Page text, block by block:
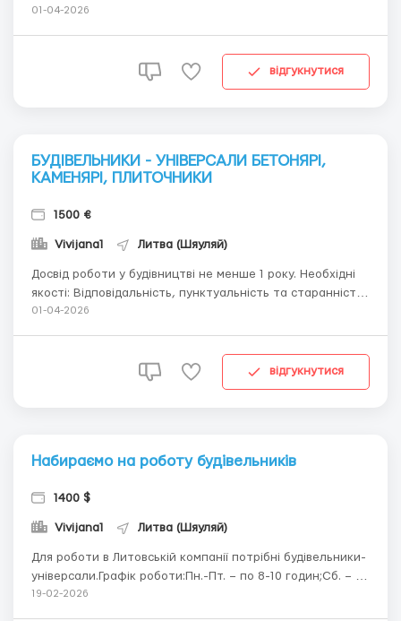
роботи: офіційне працевлаштування, своєчасна виплата
всіх необхідних документів на проживання....
01-04-2026
відгукнутися
БУДІВЕЛЬНИКИ - УНІВЕРСАЛИ БЕТОНЯРІ,
КАМЕНЯРІ, ПЛИТОЧНИКИ
1500 €
Vivijana1 Литва (Шяуляй)
Досвід роботи у будівництві не менше 1 року. Необхідні
якості: Відповідальність, пунктуальність та старанність.​​​​​​
Умови роботи: графік роботи 8-10 годин на день 5-6 днів
01-04-2026
відгукнутися
Набираємо на роботу будівельників
1400 $
Vivijana1 Литва (Шяуляй)
Для роботи в Литовській компанії потрібні будівельники-
універсали.Графік роботи:Пн.-Пт. – по 8-10 годин;Сб. – до
обіду;Нд. – вихідний.Заробітна плата, залежно від
19-02-2026